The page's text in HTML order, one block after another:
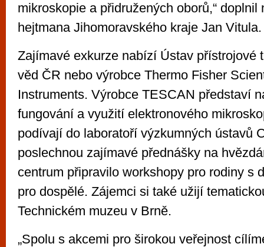
mikroskopie a přidružených oborů,“ doplnil
hejtmana Jihomoravského kraje Jan Vitula.
Zajímavé exkurze nabízí Ústav přístrojové
věd ČR nebo výrobce Thermo Fisher
Instruments. Výrobce TESCAN představí
fungování a využití elektronového
podívají do laboratoří výzkumných ústavů
poslechnou zajímavé přednášky na
centrum připravilo workshopy pro rodiny s
pro dospělé. Zájemci si také užijí
Technickém muzeu v Brně.
„Spolu s akcemi pro širokou veřejnost